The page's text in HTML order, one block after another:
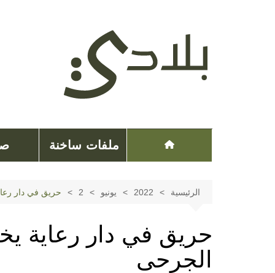
ملفات ساخنة
الرئيسية 2022 يونيو 2 حريق في دار
حريق في دار رعاية
الجرحى